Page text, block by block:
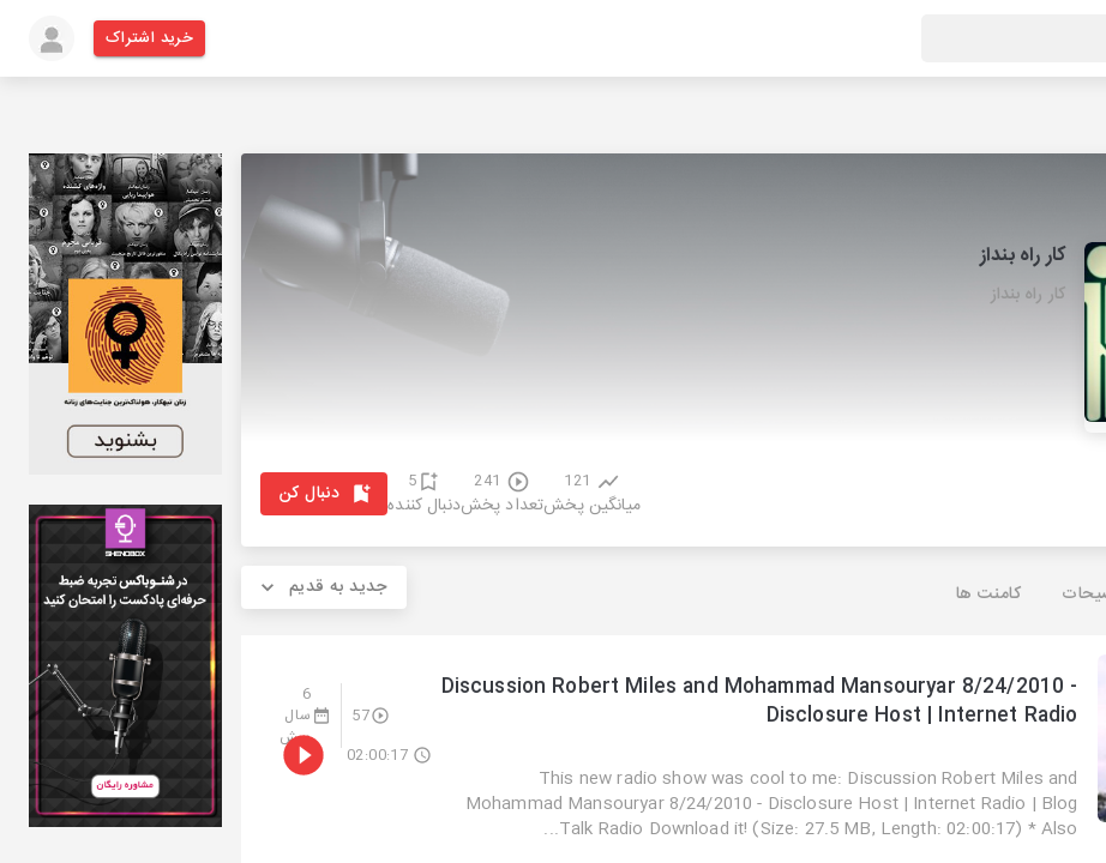
خرید اشتراک
کار راه بنداز
کار راه بنداز
121
میانگین پخش
241
تعداد پخش
5
دنبال کننده دنبال کن
کامنت ها جدید به قدیم
Discussion Robert Miles and Mohammad Mansouryar 8/24/2010 -
Disclosure Host | Internet Radio
57
6
سال
پیش
This new radio show was cool to me: Discussion Robert Miles and
Mohammad Mansouryar 8/24/2010 - Disclosure Host | Internet Radio | Blog
Talk Radio Download it! (Size: 27.5 MB, Length: 02:00:17) * Also...
02:00:17